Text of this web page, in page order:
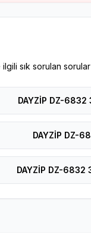
ilgili sık sorulan sorular
DAYZİP DZ-
DAYZİP DZ-
DAYZİP DZ-6832